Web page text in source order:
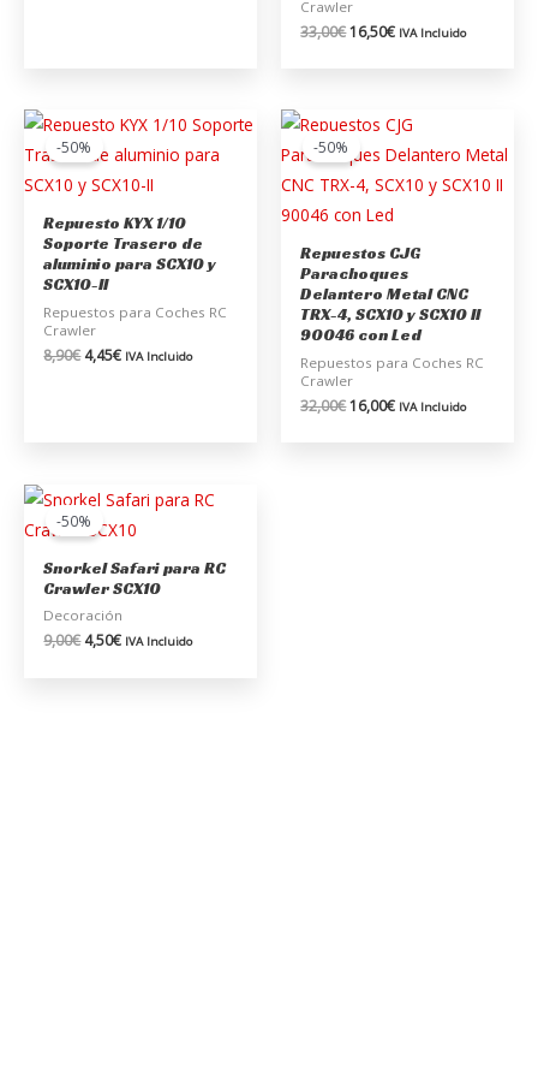
Crawler
33,00€16,50€ IVA Incluido
-50%
Repuesto KYX 1/10
Soporte Trasero de
aluminio para SCX10 y
SCX10-II
Repuestos para Coches RC
Crawler
8,90€
El
precio
original
era:
8,90€.
4,45€
El
precio
actual
es:
4,45€.
IVA Incluido
-50%
Repuestos CJG
Parachoques
Delantero Metal CNC
TRX-4, SCX10 y SCX10 II
90046 con Led
Repuestos para Coches RC
Crawler
32,00€
El
precio
original
era:
32,00€.
16,00€
El
precio
actual
es:
16,00€.
IVA Incluido
-50%
Snorkel Safari para RC
Crawler SCX10
Decoración
9,00€
El
precio
original
9,00€.
4,50€
El
precio
actual
4,50€.
IVA Incluido